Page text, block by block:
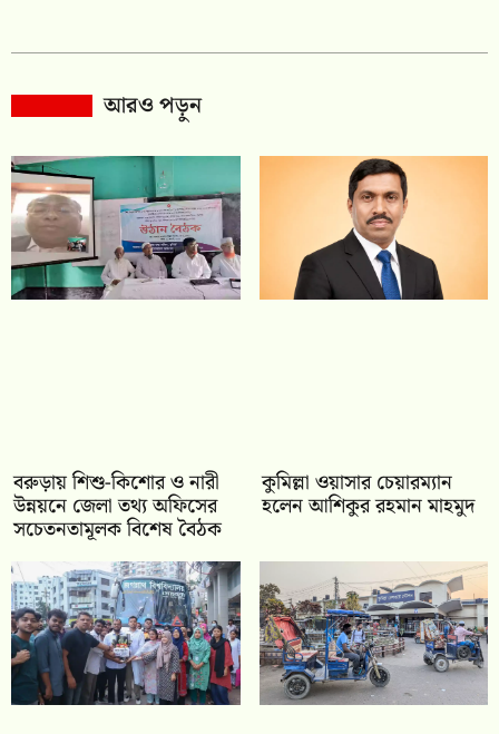
আরও পড়ুন
বরুড়ায় শিশু-কিশোর ও নারী
উন্নয়নে জেলা তথ্য অফিসের
সচেতনতামূলক বিশেষ বৈঠক
কুমিল্লা ওয়াসার চেয়ারম্যান
হলেন আশিকুর রহমান মাহমুদ